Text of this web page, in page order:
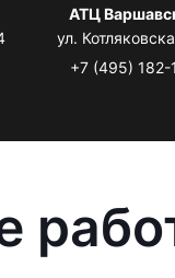
АТЦ
ул.
+7 (495) 182-